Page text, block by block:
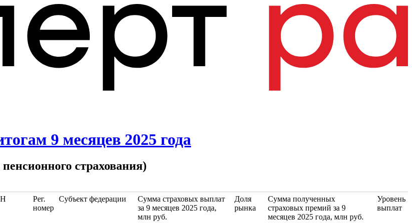
9 месяцев 2025 года
страхования)
Рег.
номер
Субъект федерации
Сумма страховых выплат
за 9 месяцев 2025 года,
млн руб.
Доля
рынка
Сумма полученных
страховых премий за 9
месяцев 2025 года, млн руб.
Уровень
выплат